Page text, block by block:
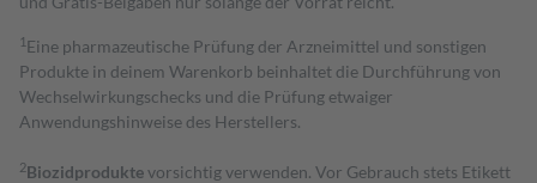
1 Eine pharmazeutische Prüfung der Arzneimittel und sonstigen
Produkte in deinem Warenkorb beinhaltet die Durchführung von
Wechselwirkungschecks und die Prüfung etwaiger
Anwendungshinweise des Herstellers.
2Biozidproduktevorsichtig verwenden. Vor Gebrauch stets Etikett